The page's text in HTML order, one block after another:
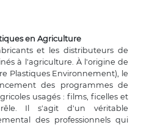
en Agriculture
et les distributeurs de
à l'agriculture. À l'origine de
Plastiques Environnement), le
des programmes de
usagés : films, ficelles et
Il s'agit d'un véritable
des professionnels qui